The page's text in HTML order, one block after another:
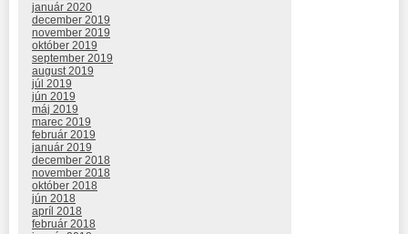
január 2020
december 2019
november 2019
október 2019
september 2019
august 2019
júl 2019
jún 2019
máj 2019
marec 2019
február 2019
január 2019
december 2018
november 2018
október 2018
jún 2018
apríl 2018
február 2018